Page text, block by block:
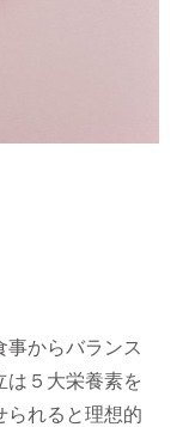
からバランス
は５大栄養素を
られると理想的